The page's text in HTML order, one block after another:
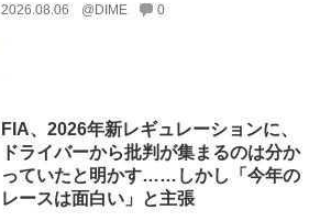
2026.08.06 @DIME 0
FIA、2026年新レギュレーションに、
ドライバーから批判が集まるのは分か
っていたと明かす……しかし「今年の
レースは面白い」と主張